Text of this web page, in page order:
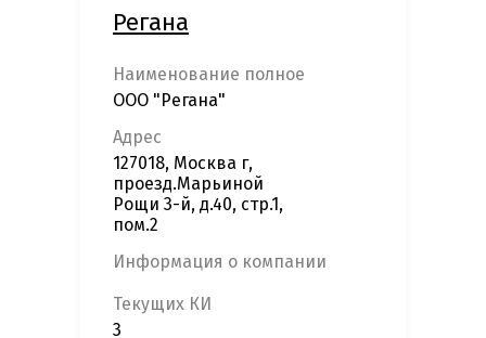
Регана
Наименование полное
ООО "Регана"
Адрес
127018, Москва г,
проезд.Марьиной
Рощи 3-й, д.40, стр.1,
пом.2
Информация о компании
Текущих КИ
3